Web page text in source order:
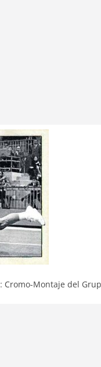
: Cromo-Montaje del